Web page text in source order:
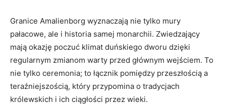
Granice Amalienborg wyznaczają nie tylko mury
pałacowe, ale i‌ historia samej ⁢monarchii. Zwiedzający
mają okazję poczuć klimat duńskiego dworu⁣ dzięki
regularnym zmianom warty przed głównym wejściem. To
‍nie tylko ‌ceremonia; to łącznik pomiędzy przeszłością a
teraźniejszością, który przypomina o‌ tradycjach
królewskich i⁢ ich ciągłości ⁢przez wieki.